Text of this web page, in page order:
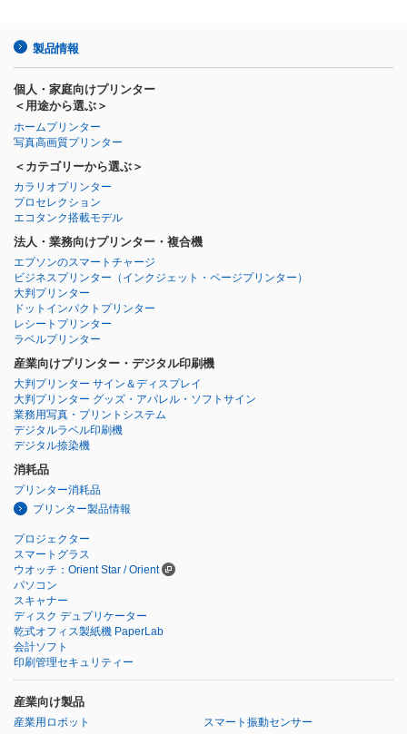
製品情報
個人・家庭向けプリンター
＜用途から選ぶ＞
ホームプリンター
写真高画質プリンター
＜カテゴリーから選ぶ＞
カラリオプリンター
プロセレクション
エコタンク搭載モデル
法人・業務向けプリンター・複合機
エプソンのスマートチャージ
ビジネスプリンター （インクジェット・ページプリンター）
大判プリンター
ドットインパクトプリンター
レシートプリンター
ラベルプリンター
産業向けプリンター・デジタル印刷機
大判プリンター サイン＆ディスプレイ
大判プリンター グッズ・アパレル・ソフトサイン
業務用写真・プリントシステム
デジタルラベル印刷機
デジタル捺染機
消耗品
プリンター消耗品
プリンター製品情報
プロジェクター
スマートグラス
ウオッチ：Orient Star / Orient
パソコン
スキャナー
ディスク デュプリケーター
乾式オフィス製紙機 PaperLab
会計ソフト
印刷管理セキュリティー
産業向け製品
産業用ロボット スマート振動センサー